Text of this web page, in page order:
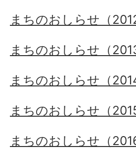
まちのおしらせ（
まちのおしらせ（
まちのおしらせ（
まちのおしらせ（
まちのおしらせ（